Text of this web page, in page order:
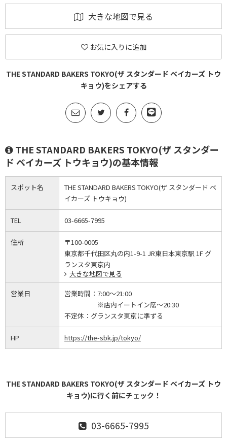
大きな地図で見る
お気に入りに追加
THE STANDARD BAKERS TOKYO(ザ スタンダード ベイカーズ トウ
キョウ)をシェアする
THE STANDARD BAKERS TOKYO(ザ スタンダー
ド ベイカーズ トウキョウ)の基本情報
スポット名
THE STANDARD BAKERS TOKYO(ザ スタンダード ベ
イカーズ トウキョウ)
TEL 03-6665-7995
住所
〒100-0005
東京都千代田区丸の内1-9-1 JR東日本東京駅 1F グ
ランスタ東京内
大きな地図で見る
営業日 営業時間： 7:00～21:00
※店内イートイン席～20:30
不定休： グランスタ東京に準ずる
HP https://the-sbk.jp/tokyo/
THE STANDARD BAKERS TOKYO(ザ スタンダード ベイカーズ トウ
キョウ)に行く前にチェック！
03-6665-7995